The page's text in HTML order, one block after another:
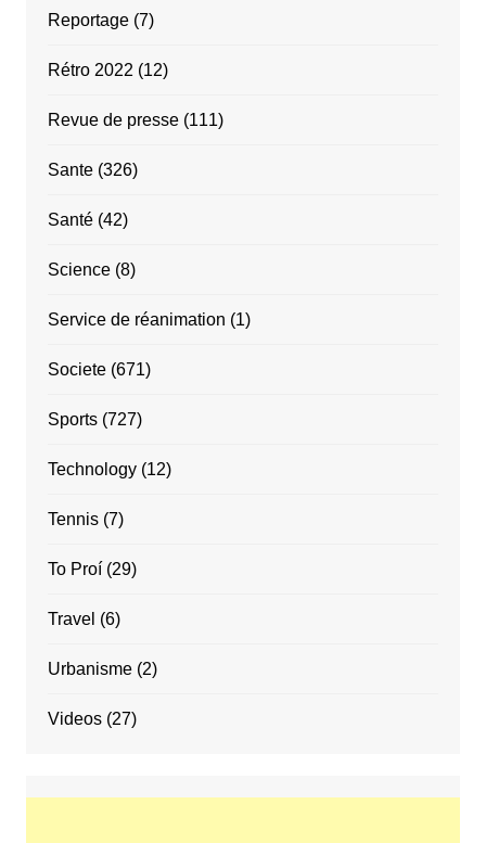
Reportage(7)
Rétro 2022 (12)
Revue de presse(111)
Sante(326)
Santé(42)
Science(8)
Service de réanimation (1)
Societe(671)
Sports(727)
Technology(12)
Tennis(7)
To Proí(29)
Travel (6)
Urbanisme(2)
Videos(27)